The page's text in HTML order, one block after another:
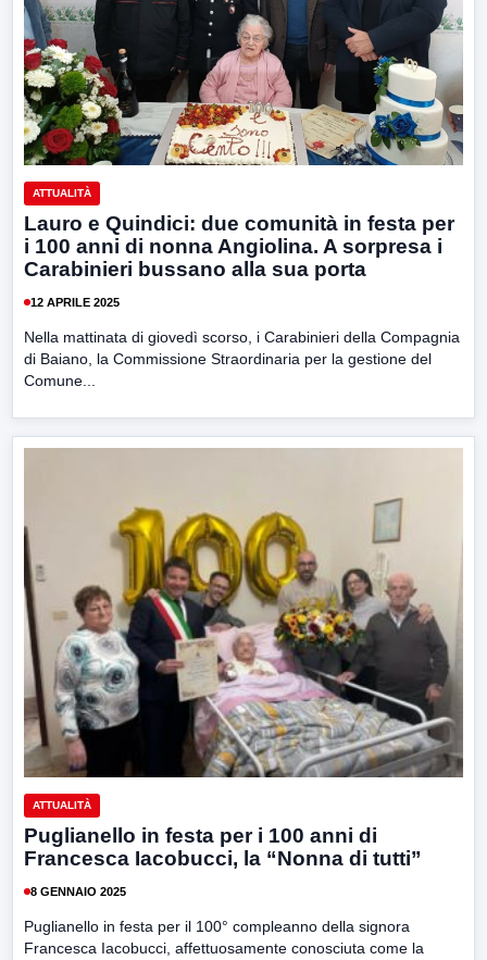
ATTUALITÀ
Lauro e Quindici: due comunità in festa per
i 100 anni di nonna Angiolina. A sorpresa i
Carabinieri bussano alla sua porta
12 APRILE 2025
Nella mattinata di giovedì scorso, i Carabinieri della Compagnia
di Baiano, la Commissione Straordinaria per la gestione del
Comune...
ATTUALITÀ
Puglianello in festa per i 100 anni di
Francesca Iacobucci, la “Nonna di tutti”
8 GENNAIO 2025
Puglianello in festa per il 100° compleanno della signora
Francesca Iacobucci, affettuosamente conosciuta come la